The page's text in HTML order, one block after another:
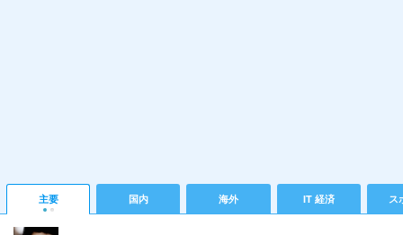
主要 国内 海外 IT 経済 ス